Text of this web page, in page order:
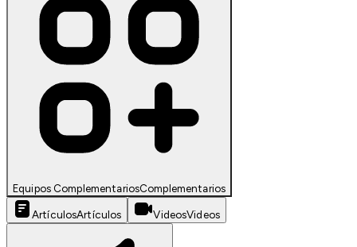
Equipos ComplementariosComplementarios
ArtículosArtículos VideosVideos